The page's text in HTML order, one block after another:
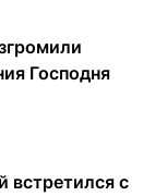
Господня
встретился с